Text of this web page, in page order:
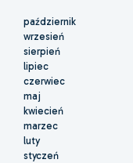
październik
wrzesień
sierpień
lipiec
czerwiec
maj
kwiecień
marzec
luty
styczeń